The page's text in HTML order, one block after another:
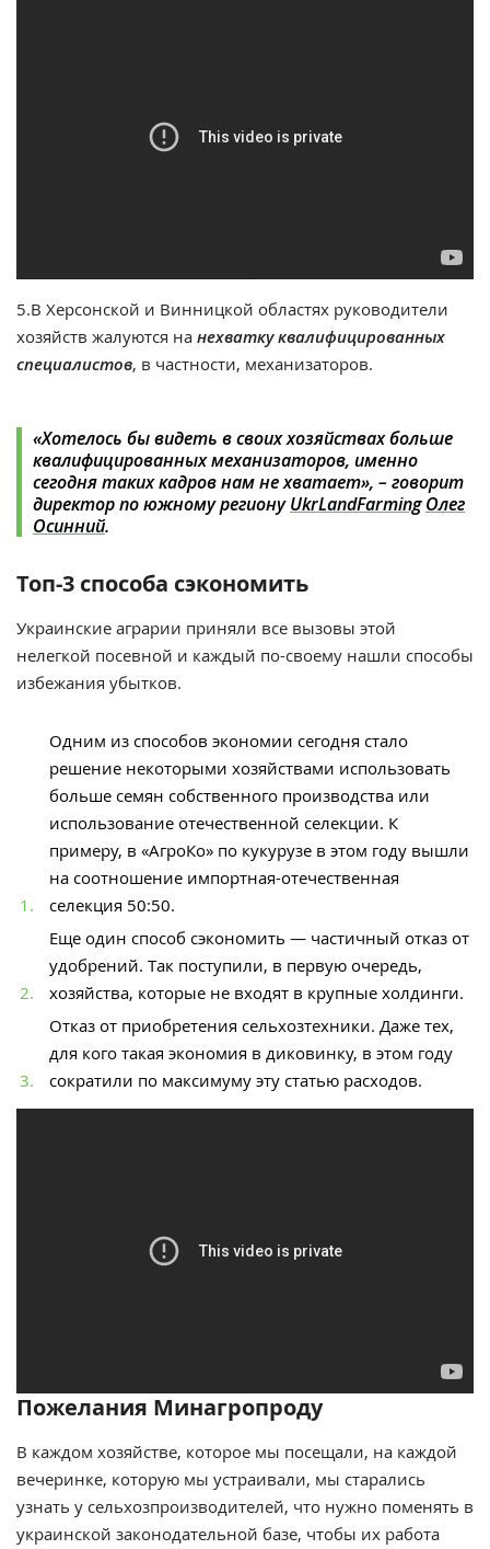
5.В Херсонской и Винницкой областях руководители
хозяйств жалуются на нехватку квалифицированных
специалистов, в частности, механизаторов.
«Хотелось бы видеть в своих хозяйствах больше
квалифицированных механизаторов, именно
сегодня таких кадров нам не хватает», – говорит
директор по южному регионуUkrLandFarming Олег
Осинний.
Топ-3 способа сэкономить
Украинские аграрии приняли все вызовы этой
нелегкой посевной и каждый по-своему нашли способы
избежания убытков.
Одним из способов экономии сегодня стало
решение некоторыми хозяйствами использовать
больше семян собственного производства или
использование отечественной селекции. К
примеру, в «АгроКо» по кукурузе в этом году вышли
на соотношение импортная-отечественная
селекция 50:50.
Еще один способ сэкономить — частичный отказ от
удобрений. Так поступили, в первую очередь,
хозяйства, которые не входят в крупные холдинги.
Отказ от приобретения сельхозтехники. Даже тех,
для кого такая экономия в диковинку, в этом году
сократили по максимуму эту статью расходов.
Пожелания Минагропроду
В каждом хозяйстве, которое мы посещали, на каждой
вечеринке, которую мы устраивали, мы старались
узнать у сельхозпроизводителей, что нужно поменять в
украинской законодательной базе, чтобы их работа